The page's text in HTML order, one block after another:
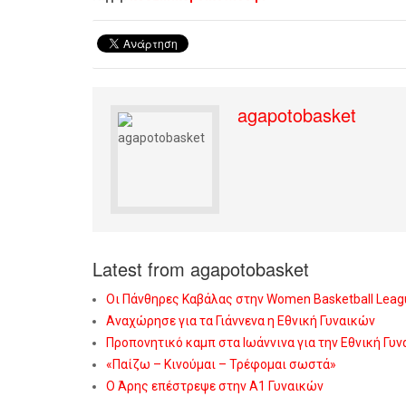
agapotobasket
Latest from agapotobasket
Οι Πάνθηρες Καβάλας στην Women Basketball
Αναχώρησε για τα Γιάννενα η Εθνική Γυναικών
Προπονητικό καμπ στα Ιωάννινα για την Εθνική
«Παίζω – Κινούμαι – Τρέφομαι σωστά»
Ο Άρης επέστρεψε στην Α1 Γυναικών